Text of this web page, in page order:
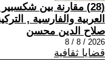
(28) مقارنة بين
العربية والفارسية ,
صلاح الدين محسن
2026 / 8 / 8
قضايا ثقافية